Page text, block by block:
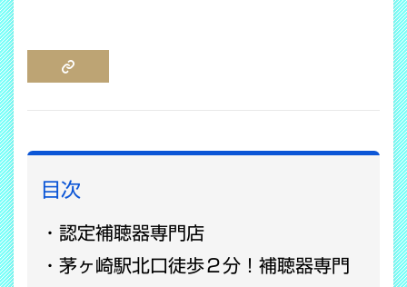
目次
認定補聴器専門店
茅ヶ崎駅北口徒歩２分！補聴器専門